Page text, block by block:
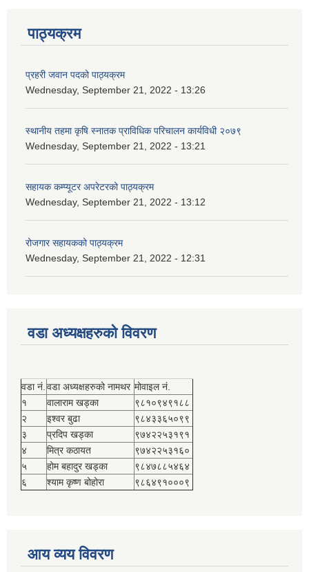
पाठ्यक्रम
प्रहरी जवान पदको पाठ्यक्रम
Wednesday, September 21, 2022 - 13:26
स्थानीय तहमा कृषि स्नातक प्राविधिक परिचालन कार्यविधी २०७९
Wednesday, September 21, 2022 - 13:21
सहायक कम्प्यूटर अपरेटरको पाठ्यक्रम
Wednesday, September 21, 2022 - 13:12
रोजगार सहायकको पाठ्यक्रम
Wednesday, September 21, 2022 - 12:31
वडा अध्यक्षहरुको विवरण
वडा नं. वडा अध्यक्षहरुको नामथर मोवाइल नं.
१
वालाराम खड्का
९८१०९४९१८८
२
इश्वर बुढा
९८४३३६५०९९
३
प्रदिप खड्का
९७४२२५३१९१
४
मित्र कठायत
९७४२२५३१६०
५
होम बहादुर खड्का
९८४७८८५४६४
६
श्याम कृष्ण बोहोरा ९८६४९१०००९
आय व्यय विवरण